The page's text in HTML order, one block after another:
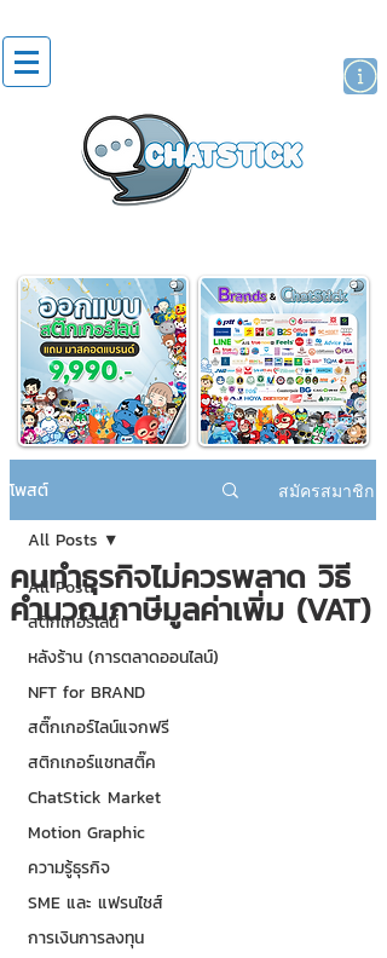
โพสต์ สมัครสมาชิก
All Posts
สติกเกอร์ไลน์
หลังร้าน (การตลาดออนไลน์)
NFT for BRAND
สติ๊กเกอร์ไลน์แจกฟรี
สติกเกอร์แชทสติ๊ค
ChatStick Market
Motion Graphic
ความรู้ธุรกิจ
SME และ แฟรนไชส์
การเงินการลงทุน
All Posts
คนทำธุรกิจไม่ควรพลาด วิธี
คำนวณภาษีมูลค่าเพิ่ม (VAT)